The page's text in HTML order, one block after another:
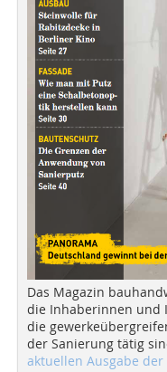
Das Magazin
die Inhaberinnen und
die
der Sanierung tätig
aktuellen Ausgabe